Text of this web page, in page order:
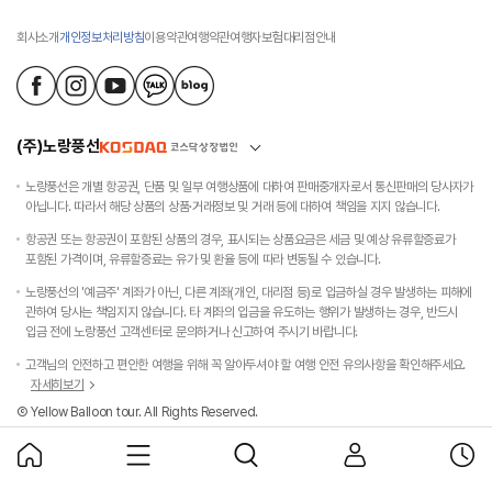
회사소개개인정보처리방침이용약관여행약관여행자보험대리점안내
(주)노랑풍선
노랑풍선은 개별 항공권, 단품 및 일부 여행상품에 대하여 판매중개자로서 통신판매의 당사자가
아닙니다. 따라서 해당 상품의 상품·거래정보 및 거래 등에 대하여 책임을 지지 않습니다.
항공권 또는 항공권이 포함된 상품의 경우, 표시되는 상품요금은 세금 및 예상 유류할증료가
포함된 가격이며, 유류할증료는 유가 및 환율 등에 따라 변동될 수 있습니다.
노랑풍선의 '예금주' 계좌가 아닌, 다른 계좌(개인, 대리점 등)로 입금하실 경우 발생하는 피해에
관하여 당사는 책임지지 않습니다. 타 계좌의 입금을 유도하는 행위가 발생하는 경우, 반드시
입금 전에 노랑풍선 고객센터로 문의하거나 신고하여 주시기 바랍니다.
고객님의 안전하고 편안한 여행을 위해 꼭 알아두셔야 할 여행 안전 유의사항을 확인해주세요.
자세히보기
Ⓒ Yellow Balloon tour. All Rights Reserved.
홈
목
검
마
최